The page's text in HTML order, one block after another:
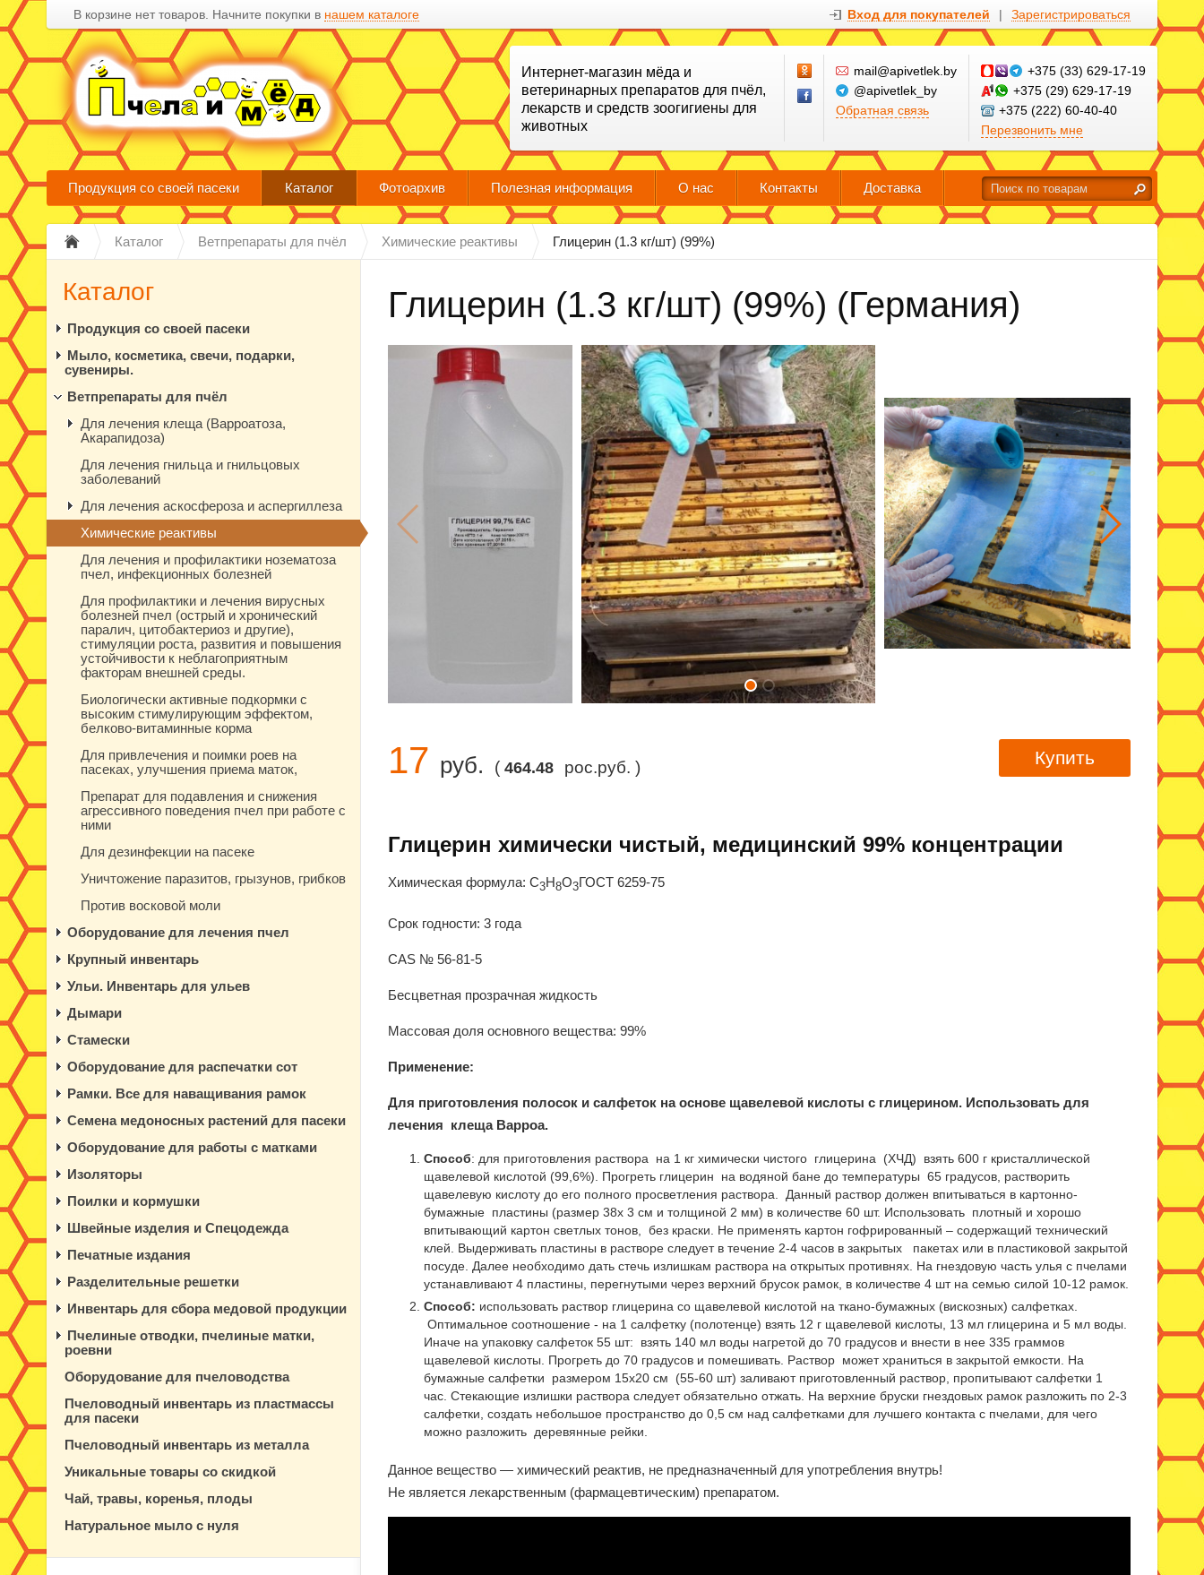
В корзине нет товаров. Начните покупки в нашем каталоге Вход для покупателей | Зарегистрироваться
Интернет-магазин мёда и
ветеринарных препаратов для пчёл,
лекарств и средств зоогигиены для
животных
mail@apivetlek.by
@apivetlek_by
Обратная связь
+375 (33) 629-17-19
+375 (29) 629-17-19
+375 (222) 60-40-40
Перезвонить мне
Продукция со своей пасеки Каталог Фотоархив Полезная информация О нас Контакты Доставка
Каталог Ветпрепараты для пчёл Химические реактивы Глицерин (1.3 кг/шт) (99%)
Глицерин (1.3 кг/шт) (99%) (Германия)
17 руб. ( 464.48 рос.руб. ) Купить
Глицерин химически чистый, медицинский 99% концентрации
Химическая формула: C3H8O3ГОСТ 6259-75
Срок годности: 3 года
CAS № 56-81-5
Бесцветная прозрачная жидкость
Массовая доля основного вещества: 99%
Применение:
Для приготовления полосок и салфеток на основе щавелевой кислоты с глицерином. Использовать для
лечения клеща Варроа.
Способ: для приготовления раствора на 1 кг химически чистого глицерина (ХЧД) взять 600 г кристаллической
щавелевой кислотой (99,6%). Прогреть глицерин на водяной бане до температуры 65 градусов, растворить
щавелевую кислоту до его полного просветления раствора. Данный раствор должен впитываться в картонно-
бумажные пластины (размер 38х 3 см и толщиной 2 мм) в количестве 60 шт. Использовать плотный и хорошо
впитывающий картон светлых тонов, без краски. Не применять картон гофрированный – содержащий технический
клей. Выдерживать пластины в растворе следует в течение 2-4 часов в закрытых пакетах или в пластиковой закрытой
посуде. Далее необходимо дать стечь излишкам раствора на открытых противнях. На гнездовую часть улья с пчелами
устанавливают 4 пластины, перегнутыми через верхний брусок рамок, в количестве 4 шт на семью силой 10-12 рамок.
Способ: использовать раствор глицерина со щавелевой кислотой на ткано-бумажных (вискозных) салфетках.
Оптимальное соотношение - на 1 салфетку (полотенце) взять 12 г щавелевой кислоты, 13 мл глицерина и 5 мл воды.
Иначе на упаковку салфеток 55 шт: взять 140 мл воды нагретой до 70 градусов и внести в нее 335 граммов
щавелевой кислоты. Прогреть до 70 градусов и помешивать. Раствор может храниться в закрытой емкости. На
бумажные салфетки размером 15х20 см (55-60 шт) заливают приготовленный раствор, пропитывают салфетки 1
час. Стекающие излишки раствора следует обязательно отжать. На верхние бруски гнездовых рамок разложить по 2-3
салфетки, создать небольшое пространство до 0,5 см над салфетками для лучшего контакта с пчелами, для чего
можно разложить деревянные рейки.
Данное вещество — химический реактив, не предназначенный для употребления внутрь!
Не является лекарственным (фармацевтическим) препаратом.
Каталог
Продукция со своей пасеки
Мыло, косметика, свечи, подарки,
сувениры.
Ветпрепараты для пчёл
Для лечения клеща (Варроатоза,
Акарапидоза)
Для лечения гнильца и гнильцовых
заболеваний
Для лечения аскосфероза и аспергиллеза
Химические реактивы
Для лечения и профилактики нозематоза
пчел, инфекционных болезней
Для профилактики и лечения вирусных
болезней пчел (острый и хронический
паралич, цитобактериоз и другие),
стимуляции роста, развития и повышения
устойчивости к неблагоприятным
факторам внешней среды.
Биологически активные подкормки с
высоким стимулирующим эффектом,
белково-витаминные корма
Для привлечения и поимки роев на
пасеках, улучшения приема маток,
Препарат для подавления и снижения
агрессивного поведения пчел при работе с
ними
Для дезинфекции на пасеке
Уничтожение паразитов, грызунов, грибков
Против восковой моли
Оборудование для лечения пчел
Крупный инвентарь
Ульи. Инвентарь для ульев
Дымари
Стамески
Оборудование для распечатки сот
Рамки. Все для наващивания рамок
Семена медоносных растений для пасеки
Оборудование для работы с матками
Изоляторы
Поилки и кормушки
Швейные изделия и Спецодежда
Печатные издания
Разделительные решетки
Инвентарь для сбора медовой продукции
Пчелиные отводки, пчелиные матки,
роевни
Оборудование для пчеловодства
Пчеловодный инвентарь из пластмассы
для пасеки
Пчеловодный инвентарь из металла
Уникальные товары со скидкой
Чай, травы, коренья, плоды
Натуральное мыло с нуля